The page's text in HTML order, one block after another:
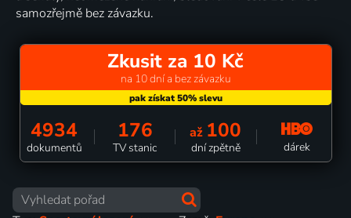
samozřejmě bez závazku.
Zkusit za 10 Kč
na 10 dní a bez závazku
4934
dokumentů
176
TV stanic
až 100
dní zpětně dárek